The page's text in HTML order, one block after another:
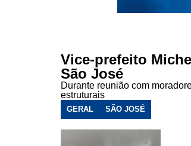
Vice-prefeito
São José
Durante reunião com
estruturais
GERAL SÃO JOSÉ